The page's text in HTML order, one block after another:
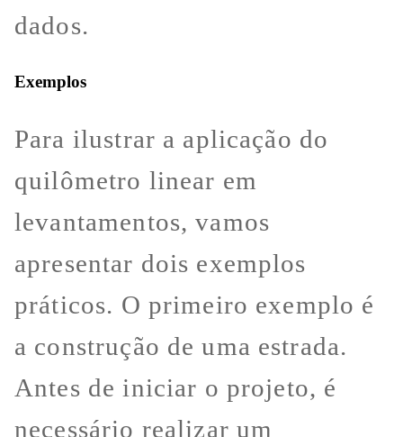
dados.
Exemplos
Para ilustrar a aplicação do
quilômetro linear em
levantamentos, vamos
apresentar dois exemplos
práticos. O primeiro exemplo é
a construção de uma estrada.
Antes de iniciar o projeto, é
necessário realizar um